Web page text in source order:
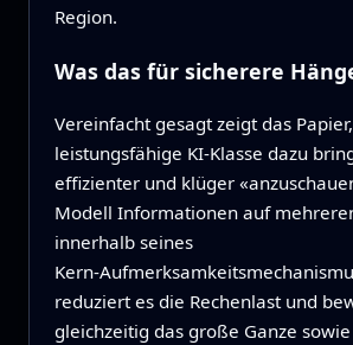
Region.
Was das für sicherere
Vereinfacht gesagt zeigt das
leistungsfähige KI‑Klasse dazu
effizienter und klüger
Modell Informationen auf
innerhalb seines
reduziert es die Rechenlast und
gleichzeitig das große Ganze